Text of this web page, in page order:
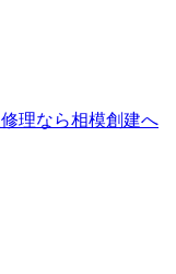
理なら相模創建へ